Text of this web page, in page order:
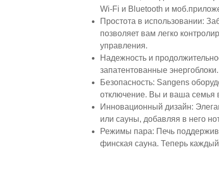
Wi-Fi и Bluetooth и
Простота в использовании:
позволяет вам легко
управления.
Надежность и
запатентованные
Безопасность: Sangens
отключение. Вы и ваша семья
Инновационный дизайн:
или сауны, добавляя в него
Режимы пара: Печь
финская сауна. Теперь